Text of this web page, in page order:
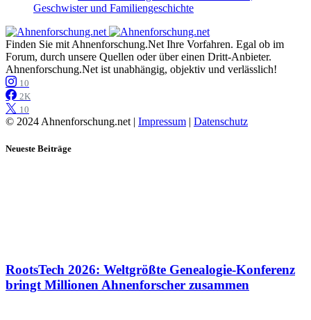
Geschwister und Familiengeschichte
Finden Sie mit Ahnenforschung.Net Ihre Vorfahren. Egal ob im
Forum, durch unsere Quellen oder über einen Dritt-Anbieter.
Ahnenforschung.Net ist unabhängig, objektiv und verlässlich!
10
2K
10
© 2024 Ahnenforschung.net | Impressum | Datenschutz
Neueste Beiträge
RootsTech 2026: Weltgrößte Genealogie-Konferenz
bringt Millionen Ahnenforscher zusammen